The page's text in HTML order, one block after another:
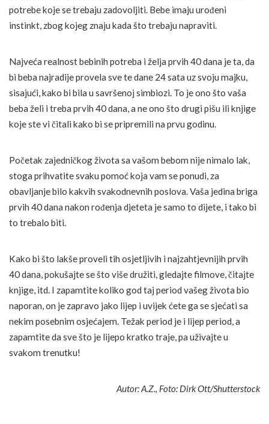
potrebe koje se trebaju zadovoljiti. Bebe imaju urođeni
instinkt, zbog kojeg znaju kada što trebaju napraviti.
Najveća realnost bebinih potreba i želja prvih 40 dana je ta, da
bi beba najradije provela sve te dane 24 sata uz svoju majku,
sisajući, kako bi bila u savršenoj simbiozi. To je ono što vaša
beba želi i treba prvih 40 dana, a ne ono što drugi pišu ili knjige
koje ste vi čitali kako bi se pripremili na prvu godinu.
Početak zajedničkog života sa vašom bebom nije nimalo lak,
stoga prihvatite svaku pomoć koja vam se ponudi, za
obavljanje bilo kakvih svakodnevnih poslova. Vaša jedina briga
prvih 40 dana nakon rođenja djeteta je samo to dijete, i tako bi
to trebalo biti.
Kako bi što lakše proveli tih osjetljivih i najzahtjevnijih prvih
40 dana, pokušajte se što više družiti, gledajte filmove, čitajte
knjige, itd. I zapamtite koliko god taj period vašeg života bio
naporan, on je zapravo jako lijep i uvijek ćete ga se sjećati sa
nekim posebnim osjećajem. Težak period je i lijep period, a
zapamtite da sve što je lijepo kratko traje, pa uživajte u
svakom trenutku!
Autor: A.Z., Foto: Dirk Ott/Shutterstock